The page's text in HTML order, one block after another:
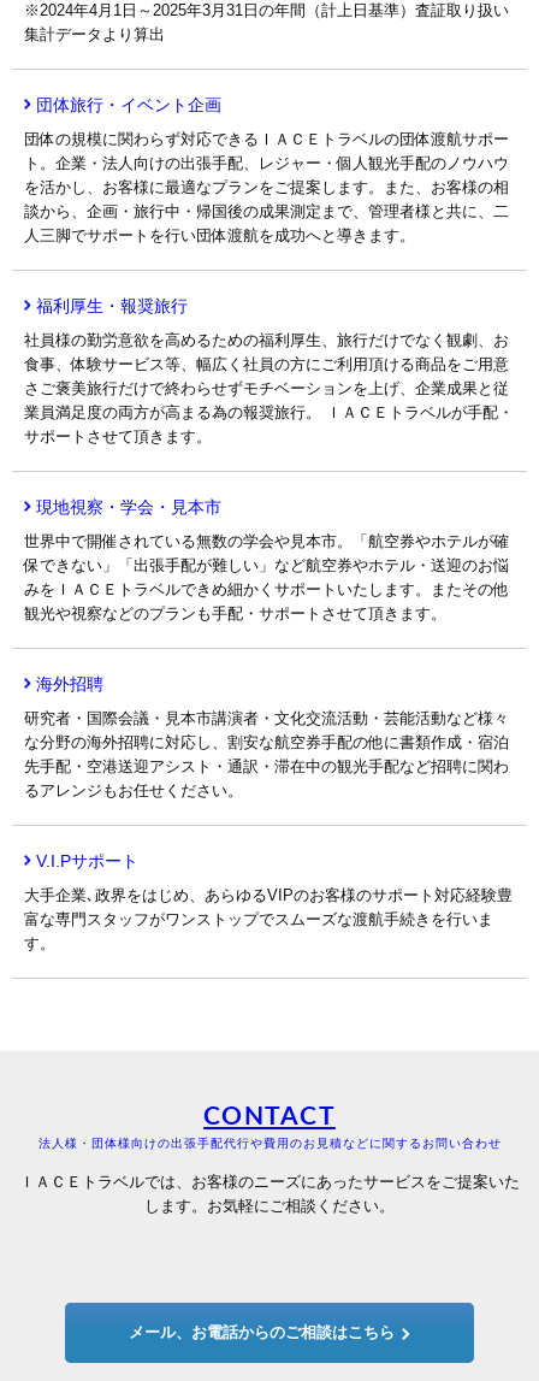
※2024年4月1日～2025年3月31日の年間（計上日基準）査証取り扱い
集計データより算出
団体旅行・イベント企画
団体の規模に関わらず対応できるＩＡＣＥトラベルの団体渡航サポー
ト。企業・法人向けの出張手配、レジャー・個人観光手配のノウハウ
を活かし、お客様に最適なプランをご提案します。また、お客様の相
談から、企画・旅行中・帰国後の成果測定まで、管理者様と共に、二
人三脚でサポートを行い団体渡航を成功へと導きます。
福利厚生・報奨旅行
社員様の勤労意欲を高めるための福利厚生、旅行だけでなく観劇、お
食事、体験サービス等、幅広く社員の方にご利用頂ける商品をご用意
さご褒美旅行だけで終わらせずモチベーションを上げ、企業成果と従
業員満足度の両方が高まる為の報奨旅行。 ＩＡＣＥトラベルが手配・
サポートさせて頂きます。
現地視察・学会・見本市
世界中で開催されている無数の学会や見本市。「航空券やホテルが確
保できない」「出張手配が難しい」など航空券やホテル・送迎のお悩
みをＩＡＣＥトラベルできめ細かくサポートいたします。またその他
観光や視察などのプランも手配・サポートさせて頂きます。
海外招聘
研究者・国際会議・見本市講演者・文化交流活動・芸能活動など様々
な分野の海外招聘に対応し、割安な航空券手配の他に書類作成・宿泊
先手配・空港送迎アシスト・通訳・滞在中の観光手配など招聘に関わ
るアレンジもお任せください。
V.I.Pサポート
大手企業､政界をはじめ、あらゆるVIPのお客様のサポート対応経験豊
富な専門スタッフがワンストップでスムーズな渡航手続きを行いま
す。
CONTACT
法人様・団体様向けの出張手配代行や費用のお見積などに関するお問い合わせ
ＩＡＣＥトラベルでは、お客様のニーズにあったサービスをご提案いた
します。お気軽にご相談ください。
メール、お電話からのご相談はこちら